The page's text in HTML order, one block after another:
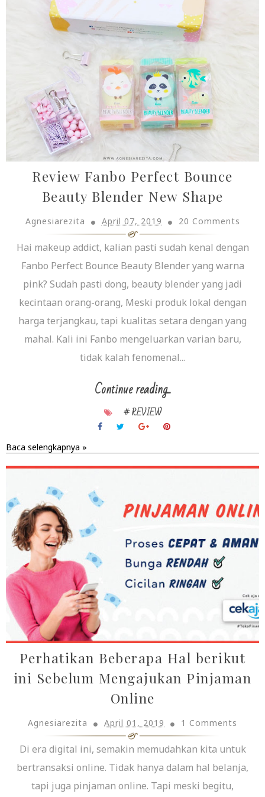
Review Fanbo Perfect Bounce
Beauty Blender New Shape
Agnesiarezita April 07, 2019 20 Comments
Hai makeup addict, kalian pasti sudah kenal dengan
Fanbo Perfect Bounce Beauty Blender yang warna
pink? Sudah pasti dong, beauty blender yang jadi
kecintaan orang-orang, Meski produk lokal dengan
harga terjangkau, tapi kualitas setara dengan yang
mahal. Kali ini Fanbo mengeluarkan varian baru,
tidak kalah fenomenal...
Continue reading...
# REVIEW
Baca selengkapnya »
Perhatikan Beberapa Hal berikut
ini Sebelum Mengajukan Pinjaman
Online
Agnesiarezita April 01, 2019 1 Comments
Di era digital ini, semakin memudahkan kita untuk
bertransaksi online. Tidak hanya dalam hal belanja,
tapi juga pinjaman online. Tapi meski begitu,